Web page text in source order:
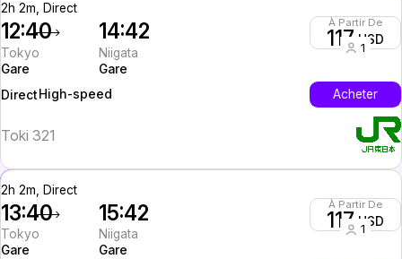
2h 2m, Direct
12:40
Tokyo
Gare
14:42
Niigata
Gare
À Partir De
117 USD
1
Direct High-speed Acheter
Toki 321
2h 2m, Direct
13:40
Tokyo
Gare
15:42
Niigata
Gare
À Partir De
117 USD
1